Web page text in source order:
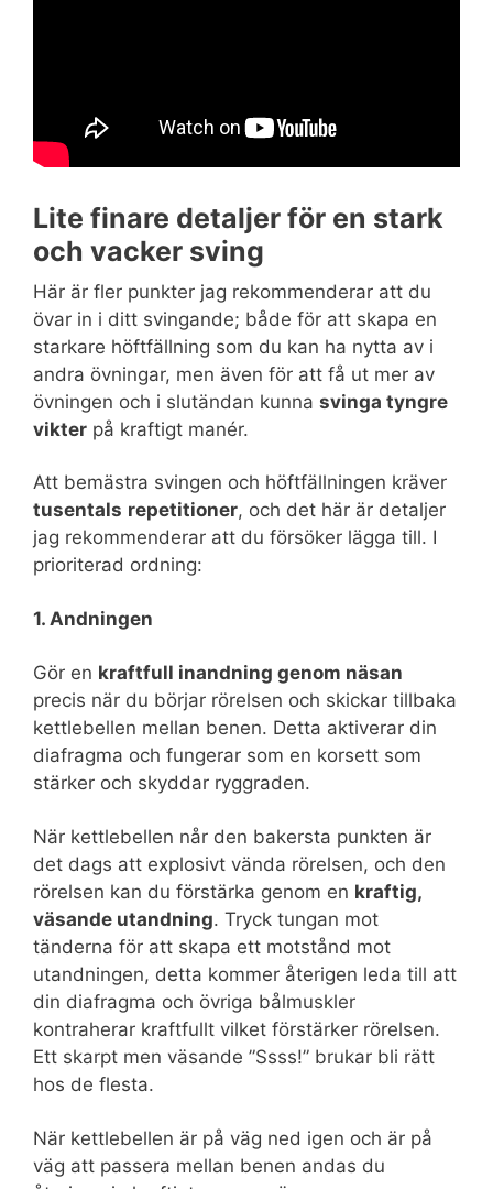
Lite finare detaljer för en stark
och vacker sving
Här är fler punkter jag rekommenderar att du
övar in i ditt svingande; både för att skapa en
starkare höftfällning som du kan ha nytta av i
andra övningar, men även för att få ut mer av
övningen och i slutändan kunna svinga tyngre
vikter på kraftigt manér.
Att bemästra svingen och höftfällningen kräver
tusentals repetitioner, och det här är detaljer
jag rekommenderar att du försöker lägga till. I
prioriterad ordning:
1. Andningen
Gör en kraftfull inandning genom näsan
precis när du börjar rörelsen och skickar tillbaka
kettlebellen mellan benen. Detta aktiverar din
diafragma och fungerar som en korsett som
stärker och skyddar ryggraden.
När kettlebellen når den bakersta punkten är
det dags att explosivt vända rörelsen, och den
rörelsen kan du förstärka genom en kraftig,
väsande utandning. Tryck tungan mot
tänderna för att skapa ett motstånd mot
utandningen, detta kommer återigen leda till att
din diafragma och övriga bålmuskler
kontraherar kraftfullt vilket förstärker rörelsen.
Ett skarpt men väsande ”Ssss!” brukar bli rätt
hos de flesta.
När kettlebellen är på väg ned igen och är på
väg att passera mellan benen andas du